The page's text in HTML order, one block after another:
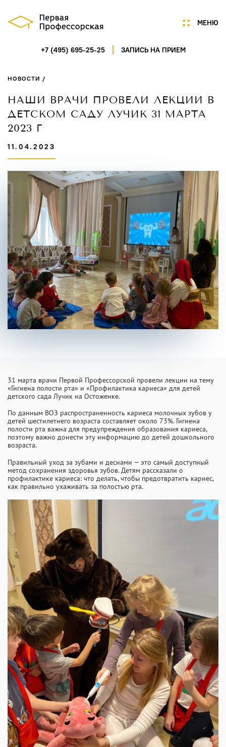
МЕНЮ
+7 (495) 695-25-25 ЗАПИСЬ НА ПРИЕМ
Услуги
Портфолио
Новости
Контакты
ГАГАРИНСКИЙ ПЕРЕУЛОК,Д.7/8, СТР.1, ПОМ.5
ПН-СБ 9:00-21:00
INFO@PROFCLINIC.RU
НОВОСТИ /
НАШИ ВРАЧИ ПРОВЕЛИ ЛЕКЦИИ В
ДЕТСКОМ САДУ ЛУЧИК 31 МАРТА
2023 Г
11.04.2023
31 марта врачи Первой Профессорской провели лекции на тему
«Гигиена полости рта» и «Профилактика кариеса» для детей
детского сада Лучик на Остоженке.
По данным ВОЗ распространенность кариеса молочных зубов у
детей шестилетнего возраста составляет около 73%. Гигиена
полости рта важна для предупреждения образования кариеса,
поэтому важно донести эту информацию до детей дошкольного
возраста.
Правильный уход за зубами и деснами — это самый доступный
метод сохранения здоровья зубов. Детям рассказали о
профилактике кариеса: что делать, чтобы предотвратить кариес,
как правильно ухаживать за полостью рта.